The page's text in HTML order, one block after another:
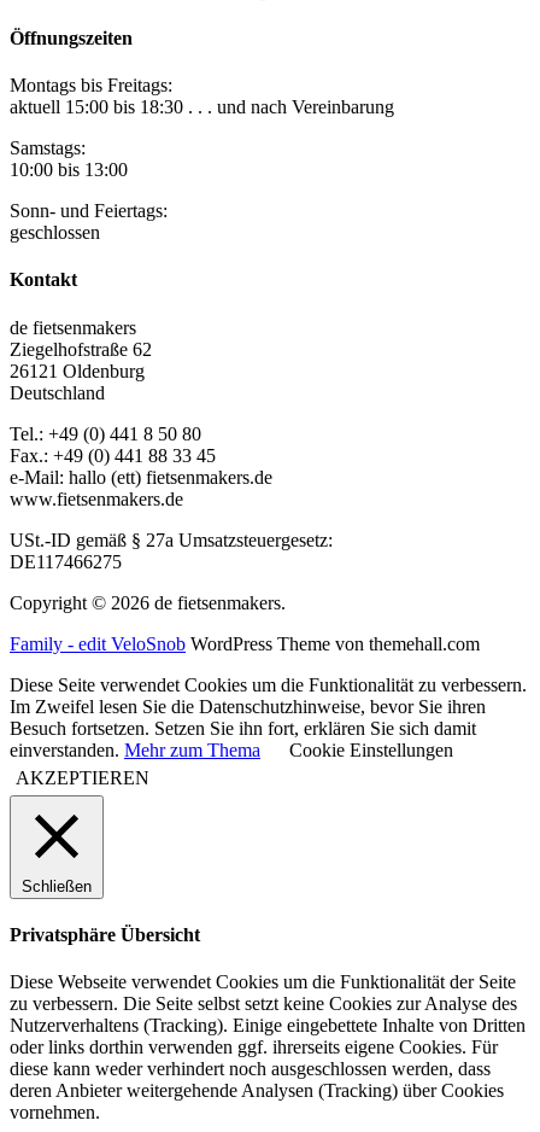
Öffnungszeiten
Montags bis Freitags:
aktuell 15:00 bis 18:30 . . . und nach Vereinbarung
Samstags:
10:00 bis 13:00
Sonn- und Feiertags:
geschlossen
Kontakt
de fietsenmakers
Ziegelhofstraße 62
26121 Oldenburg
Deutschland
Tel.: +49 (0) 441 8 50 80
Fax.: +49 (0) 441 88 33 45
e-Mail: hallo (ett) fietsenmakers.de
www.fietsenmakers.de
USt.-ID gemäß § 27a Umsatzsteuergesetz:
DE117466275
Copyright © 2026 de fietsenmakers.
Family - edit VeloSnob WordPress Theme von themehall.com
Diese Seite verwendet Cookies um die Funktionalität zu verbessern.
Im Zweifel lesen Sie die Datenschutzhinweise, bevor Sie ihren
Besuch fortsetzen. Setzen Sie ihn fort, erklären Sie sich damit
einverstanden. Mehr zum Thema
Cookie Einstellungen
AKZEPTIEREN
Schließen
Privatsphäre Übersicht
Diese Webseite verwendet Cookies um die Funktionalität der Seite
zu verbessern. Die Seite selbst setzt keine Cookies zur Analyse des
Nutzerverhaltens (Tracking). Einige eingebettete Inhalte von Dritten
oder links dorthin verwenden ggf. ihrerseits eigene Cookies. Für
diese kann weder verhindert noch ausgeschlossen werden, dass
deren Anbieter weitergehende Analysen (Tracking) über Cookies
vornehmen.